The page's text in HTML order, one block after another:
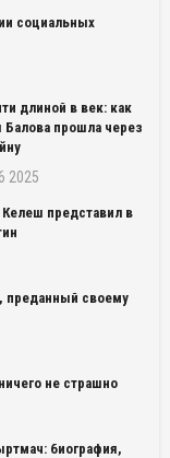
социальных
длиной в век: как
Балова прошла через
2025
Келеш представил в
преданный своему
не страшно
биография,